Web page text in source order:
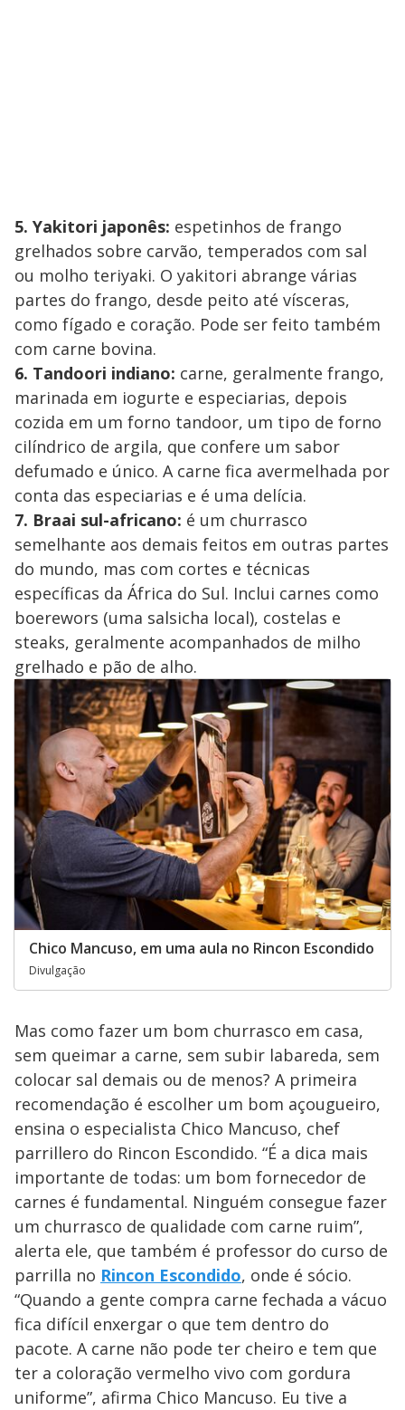
5. Yakitori japonês: espetinhos de frango
grelhados sobre carvão, temperados com sal
ou molho teriyaki. O yakitori abrange várias
partes do frango, desde peito até vísceras,
como fígado e coração. Pode ser feito também
com carne bovina.
6. Tandoori indiano: carne, geralmente frango,
marinada em iogurte e especiarias, depois
cozida em um forno tandoor, um tipo de forno
cilíndrico de argila, que confere um sabor
defumado e único. A carne fica avermelhada por
conta das especiarias e é uma delícia.
7. Braai sul-africano: é um churrasco
semelhante aos demais feitos em outras partes
do mundo, mas com cortes e técnicas
específicas da África do Sul. Inclui carnes como
boerewors (uma salsicha local), costelas e
steaks, geralmente acompanhados de milho
grelhado e pão de alho.
Chico Mancuso, em uma aula no Rincon Escondido
Divulgação
Mas como fazer um bom churrasco em casa,
sem queimar a carne, sem subir labareda, sem
colocar sal demais ou de menos? A primeira
recomendação é escolher um bom açougueiro,
ensina o especialista Chico Mancuso, chef
parrillero do Rincon Escondido. “É a dica mais
importante de todas: um bom fornecedor de
carnes é fundamental. Ninguém consegue fazer
um churrasco de qualidade com carne ruim”,
alerta ele, que também é professor do curso de
parrilla no Rincon Escondido, onde é sócio.
“Quando a gente compra carne fechada a vácuo
fica difícil enxergar o que tem dentro do
pacote. A carne não pode ter cheiro e tem que
ter a coloração vermelho vivo com gordura
uniforme”, afirma Chico Mancuso. Eu tive a